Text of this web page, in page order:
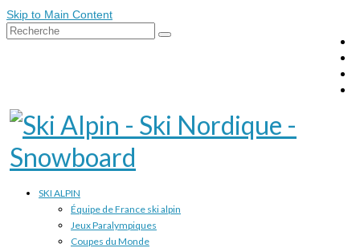
Skip to Main Content
Rechercher
SKI ALPIN
Équipe de France ski alpin
Jeux Paralympiques
Coupes du Monde